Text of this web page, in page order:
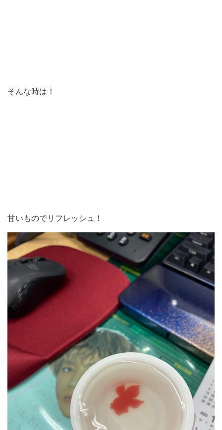
そんな時は！
甘いものでリフレッシュ！